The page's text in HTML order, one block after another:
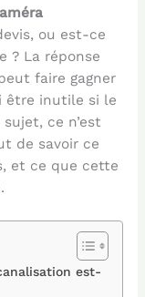
ou est-ce
? La réponse
faire gagner
être inutile si le
ce n’est
de savoir ce
et ce que cette
est-